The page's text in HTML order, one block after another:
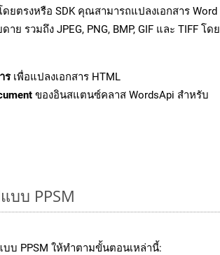
ดยตรงหรือ SDK คุณสามารถแปลงเอกสาร Word
ย รวมถึง JPEG, PNG, BMP, GIF และ TIFF โดย
รเพื่อแปลงเอกสาร HTML
ของอินสแตนซ์คลาส WordsApi สำหรับ
บบ PPSM
บ PPSM ให้ทำตามขั้นตอนเหล่านี้: